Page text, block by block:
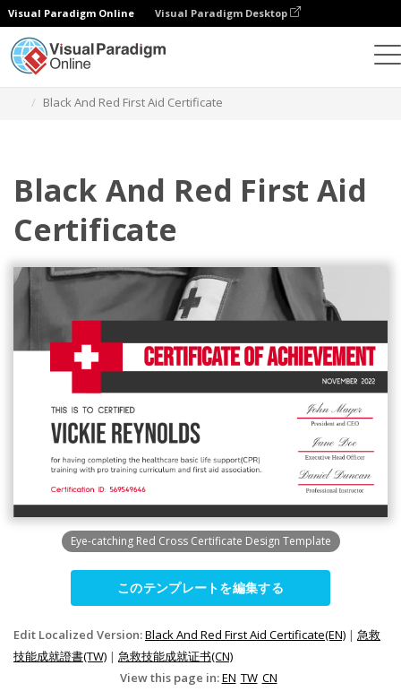
Visual Paradigm Online Visual Paradigm Desktop
Black And Red First Aid Certificate
Black And Red First Aid
Certificate
Eye-catching Red Cross Certificate Design Template
このテンプレートを編集する
Edit Localized Version:Black And Red First Aid Certificate(EN) | 急救
技能成就證書(TW) | 急救技能成就证书(CN)
View this page in:EN TW CN